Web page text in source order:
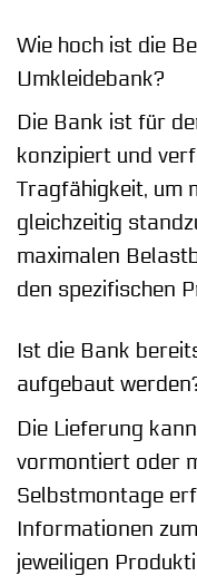
Wie hoch ist die
Umkleidebank?
Die Bank ist für
konzipiert und
Tragfähigkeit, um
gleichzeitig
maximalen
den spezifischen
Ist die Bank
aufgebaut
Die Lieferung
vormontiert oder
Selbstmontage
Informationen
jeweiligen